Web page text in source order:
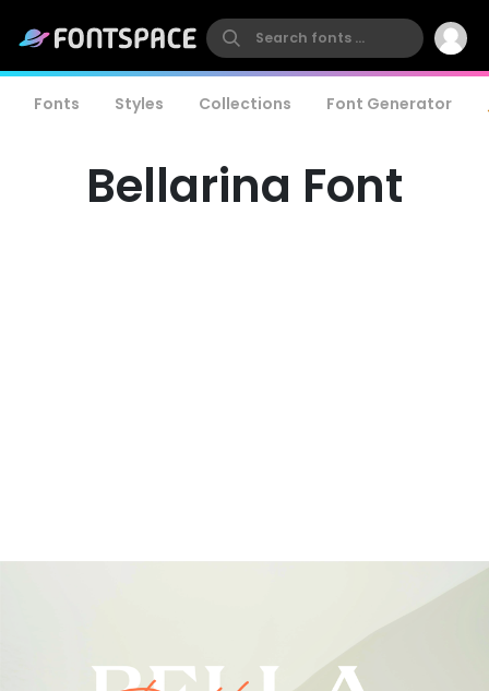
Fonts Styles Collections Font Generator
Bellarina Font